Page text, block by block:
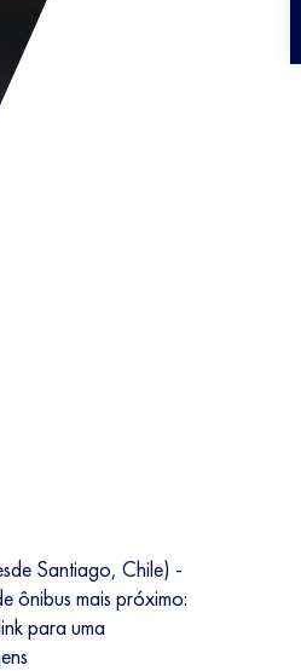
Santiago, Chile) -
ônibus mais próximo:
para uma